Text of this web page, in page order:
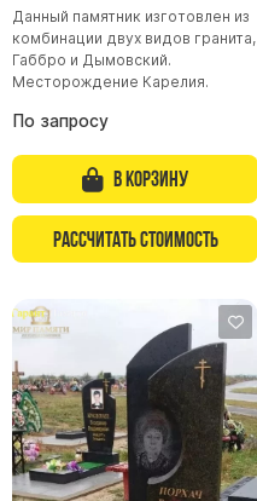
Данный памятник изготовлен из
комбинации двух видов гранита,
Габбро и Дымовский.
Месторождение Карелия.
По запросу
В корзину
Рассчитать стоимость